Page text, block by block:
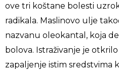
ove tri koštane bolesti
radikala. Maslinovo ulje
nazvanu oleokantal, koja
bolova. Istraživanje je
zapaljenje istim sredstvima